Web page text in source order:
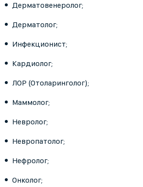
Дерматовенеролог;
Дерматолог;
Инфекционист;
Кардиолог;
ЛОР (Отоларинголог);
Маммолог;
Невролог;
Невропатолог;
Нефролог;
Онколог;